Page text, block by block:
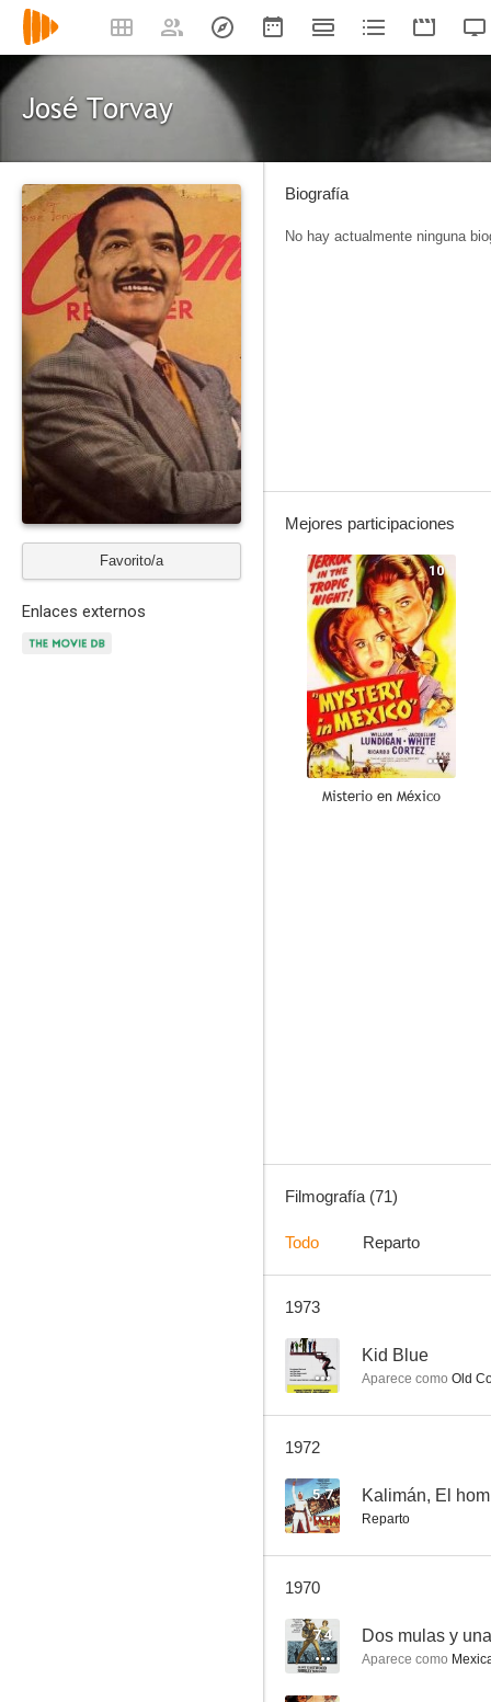
José Torvay
Favorito/a
Enlaces externos
Biografía
No hay actualmente ninguna
Mejores participaciones
10
Misterio en México
Filmografía (71)
Todo Reparto
1973
-- Kid Blue
Aparece como Old
1972
5.7 Kalimán, El
Reparto
1970
7.4 Dos mulas y
Aparece como